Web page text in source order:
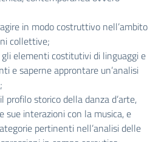
in modo costruttivo nell’ambito
collettive;
elementi costitutivi di linguaggi e
e saperne approntare un’analisi
profilo storico della danza d’arte,
sue interazioni con la musica, e
pertinenti nell’analisi delle